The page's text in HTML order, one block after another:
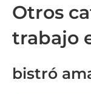
Otros
trabajo
bistró